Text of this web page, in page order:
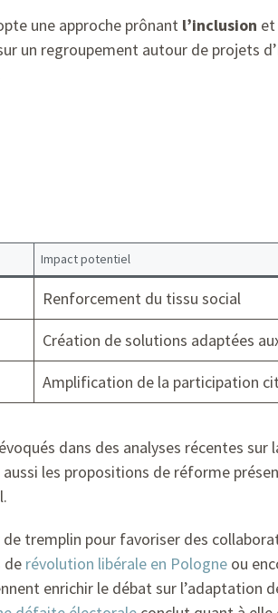
une approche prônant l’inclusion et
un regroupement autour de projets
Impact potentiel
Renforcement du tissu social
Création de solutions adaptées
Amplification de la participation
dans des analyses récentes sur
les propositions de réforme
tremplin pour favoriser des
de révolution libérale en Pologne ou
enrichir le débat sur l’adaptation